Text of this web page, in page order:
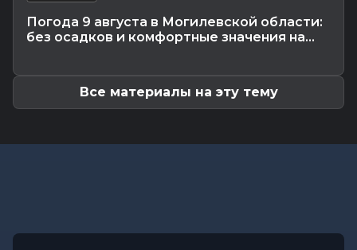
подъема, чем они полезны в...
Экономика 07.08.2026 16:14
Погода 9 августа в Могилевской области:
без осадков и комфортные значения на...
Все материалы на эту тему